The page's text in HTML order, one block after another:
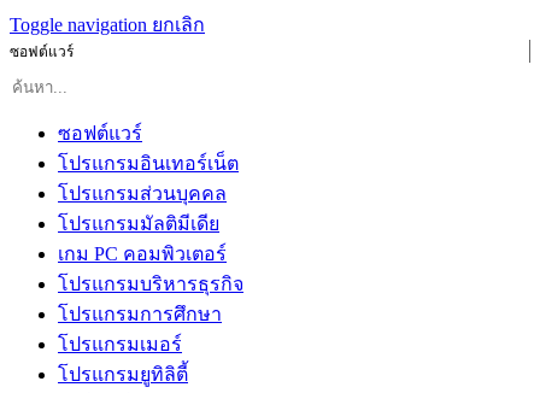
Toggle navigation ยกเลิก
ซอฟต์แวร์
ซอฟต์แวร์
โปรแกรมอินเทอร์เน็ต
โปรแกรมส่วนบุคคล
โปรแกรมมัลติมีเดีย
เกม PC คอมพิวเตอร์
โปรแกรมบริหารธุรกิจ
โปรแกรมการศึกษา
โปรแกรมเมอร์
โปรแกรมยูทิลิตี้